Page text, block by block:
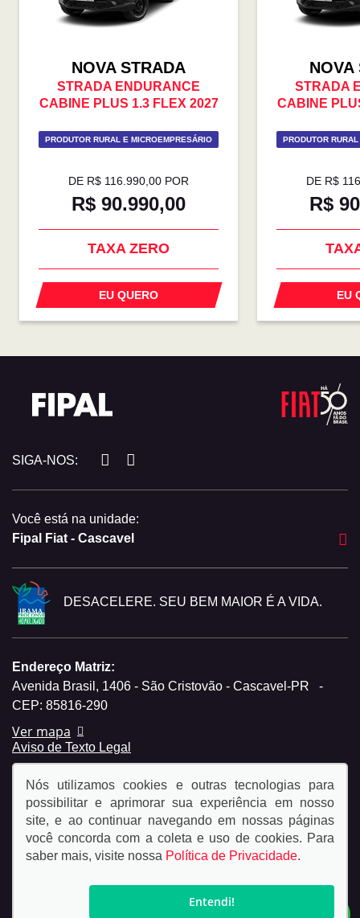
NOVA STRADA
STRADA ENDURANCE
CABINE PLUS 1.3 FLEX 2027
PRODUTOR RURAL E MICROEMPRESÁRIO
DE R$ 116.990,00 POR
R$ 90.990,00
TAXA ZERO
EU QUERO
NOVA
STRADA
CABINE
PRODUTOR
DE R$
R$
EU
SIGA-NOS:
Você está na unidade:
Fipal Fiat - Cascavel
DESACELERE. SEU BEM MAIOR É A VIDA.
Endereço Matriz:
Avenida Brasil, 1406 - São Cristovão - Cascavel-PR
-
CEP: 85816-290
Ver mapa
Aviso de Texto Legal
© Copyright 2026
privacidade.
Nós utilizamos cookies e outras tecnologias para
possibilitar e aprimorar sua experiência em nosso
site, e ao continuar navegando em nossas páginas
você concorda com a coleta e uso de cookies. Para
saber mais, visite nossa Política de Privacidade.
Entendi!